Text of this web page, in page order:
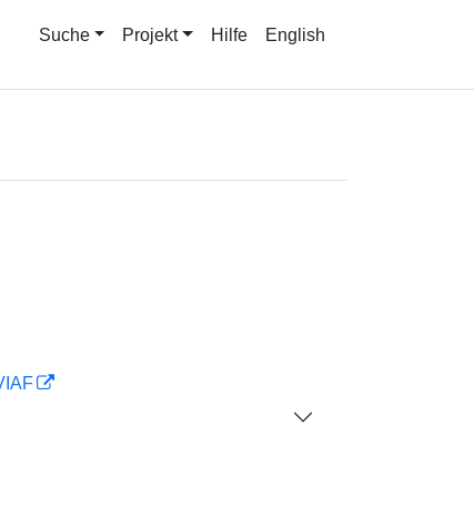
Suche Projekt Hilfe English